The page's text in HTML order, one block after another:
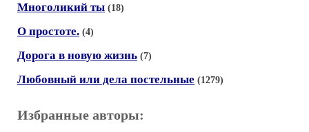
Многоликий ты (18)
О простоте. (4)
Дорога в новую жизнь (7)
Любовный или дела постельные (1279)
Избранные авторы: